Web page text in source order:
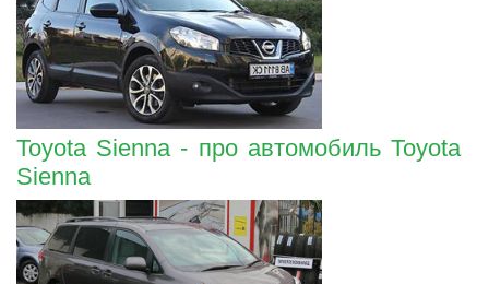
Toyota Sienna - про автомобиль Toyota
Sienna